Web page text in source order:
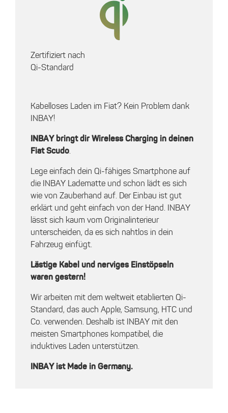
Zertifiziert nach
Qi-Standard
Kabelloses Laden im Fiat? Kein Problem dank
INBAY!
INBAY bringt dir Wireless Charging in deinen
Fiat Scudo.
Lege einfach dein Qi-fähiges Smartphone auf
die INBAY Ladematte und schon lädt es sich
wie von Zauberhand auf. Der Einbau ist gut
erklärt und geht einfach von der Hand. INBAY
lässt sich kaum vom Originalinterieur
unterscheiden, da es sich nahtlos in dein
Fahrzeug einfügt.
Lästige Kabel und nerviges Einstöpseln
waren gestern!
Wir arbeiten mit dem weltweit etablierten Qi-
Standard, das auch Apple, Samsung, HTC und
Co. verwenden. Deshalb ist INBAY mit den
meisten Smartphones kompatibel, die
induktives Laden unterstützen.
INBAY ist Made in Germany.